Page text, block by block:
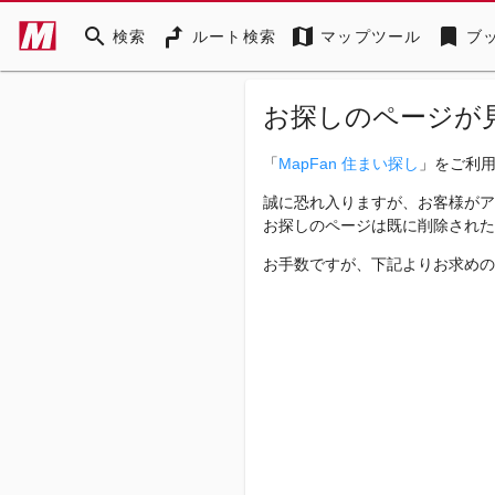
search 検索 ルート検索 map マップツール bookmark ブ
お探しのページが
「MapFan 住まい探し 」をご利
誠に恐れ入りますが、お客様が
お探しのページは既に削除され
お手数ですが、下記よりお求め